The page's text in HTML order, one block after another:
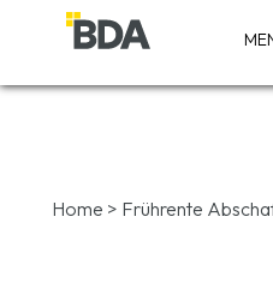
Home > Frührente